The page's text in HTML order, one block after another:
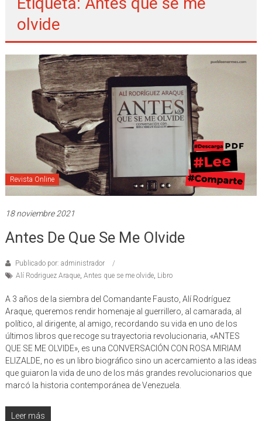
olvide
Revista Online
18 noviembre 2021
Antes De Que Se Me Olvide
Publicado por: administrador
Alí Rodriguez Araque, Antes que se me olvide, Libro
A 3 años de la siembra del Comandante Fausto, Alí Rodríguez
Araque, queremos rendir homenaje al guerrillero, al camarada, al
político, al dirigente, al amigo, recordando su vida en uno de los
últimos libros que recoge su trayectoria revolucionaria, «ANTES
QUE SE ME OLVIDE», es una CONVERSACIÓN CON ROSA MIRIAM
ELIZALDE, no es un libro biográfico sino un acercamiento a las ideas
que guiaron la vida de uno de los más grandes revolucionarios que
marcó la historia contemporánea de Venezuela.
Leer más